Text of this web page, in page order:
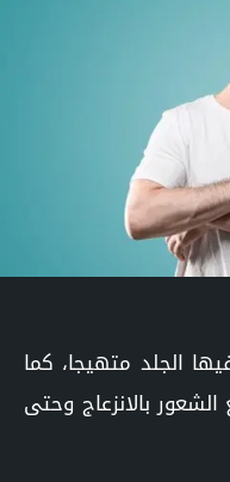
الجلد متهيجا، كما
بالانزعاج وحتى